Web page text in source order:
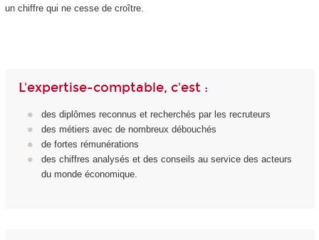
un chiffre qui ne cesse de croître.
L'expertise-comptable, c'est :
des diplômes reconnus et recherchés par les recruteurs
des métiers avec de nombreux débouchés
de fortes rémunérations
des chiffres analysés et des conseils au service des acteurs
du monde économique.